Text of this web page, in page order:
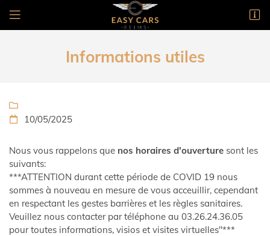
03 26 24 36 05Informations utiles


10/05/2025
Nous vous rappelons que nos horaires d'ouverture sont les
suivants:
***ATTENTION durant cette période de COVID 19 nous
sommes à nouveau en mesure de vous acceuillir, cependant
en respectant les gestes barrières et les règles sanitaires.
Veuillez nous contacter par téléphone au 03.26.24.36.05
pour toutes informations, visios et visites virtuelles"***